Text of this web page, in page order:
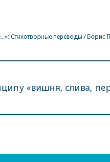
Стихотворные переводы / Борис
«вишня, слива,